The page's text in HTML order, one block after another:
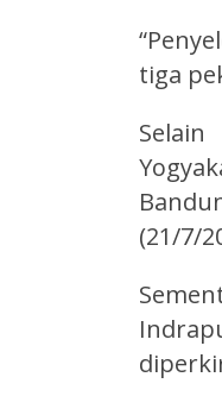
tiga
(21/7/